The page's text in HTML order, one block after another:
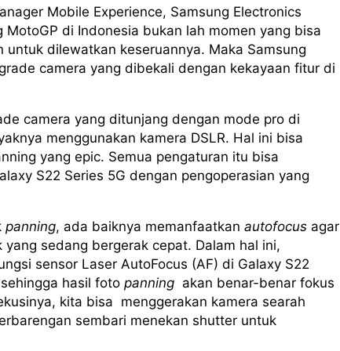
Mobile Experience, Samsung Electronics
di Indonesia bukan lah momen yang bisa
dilewatkan keseruannya. Maka Samsung
camera yang dibekali dengan kekayaan fitur di
camera yang ditunjang dengan mode pro di
menggunakan kamera DSLR. Hal ini bisa
yang epic. Semua pengaturan itu bisa
S22 Series 5G dengan pengoperasian yang
panning, ada baiknya memanfaatkan autofocus agar
sedang bergerak cepat. Dalam hal ini,
sensor Laser AutoFocus (AF) di Galaxy S22
hasil foto panning akan benar-benar fokus
kita bisa menggerakan kamera searah
sembari menekan shutter untuk